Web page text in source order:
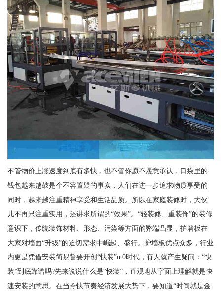
不管物价上涨速度到底有多快，也不管你愿不愿意承认，口袋里的
钱包越来越鼓是个不容置疑的事实，人们在进一步追求物质享受的
同时，越来越注重精神享受和生活品质。所以在家庭装修时，大伙
儿不再只注重实用，还讲求所谓的“效果”。“轻装修、重装饰”的装修
意识下，传统装饰材料、形态、污染等方面的弊端凸显，护墙板在
大家对墙面“升级”的迫切需求中崛起、盛行。护墙板优点众多，行业
内更是凭借安装简易誓要开创“快装”n.0时代，有人就产生疑问：“快
装”到底靠谱吗?先来说说什么是“快装”，直观地从字面上理解就是快
速安装的意思。在当今快节奏经济发展大势下，要知道“时间就是金